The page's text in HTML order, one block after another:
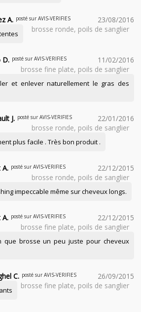
A. posté sur AVIS-VERIFIES
23/08/2016
brosse ronde, poils de sanglier
D. posté sur AVIS-VERIFIES
11/02/2016
brosse fine plate, poils de sanglier
et enlever naturellement le gras des
J. posté sur AVIS-VERIFIES
22/01/2016
brosse ronde, poils de sanglier
plus facile . Très bon produit .
A. posté sur AVIS-VERIFIES
22/12/2015
brosse ronde, poils de sanglier
impeccable même sur cheveux longs.
A. posté sur AVIS-VERIFIES
22/12/2015
brosse fine plate, poils de sanglier
que brosse un peu juste pour cheveux
C. posté sur AVIS-VERIFIES
26/09/2015
brosse fine plate, poils de sanglier